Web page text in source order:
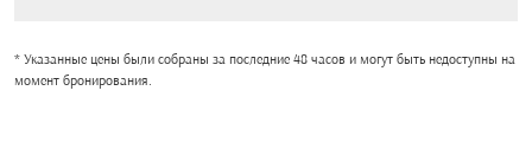
* Указанные цены были собраны за последние 48 часов и могут быть недоступны на
момент бронирования.